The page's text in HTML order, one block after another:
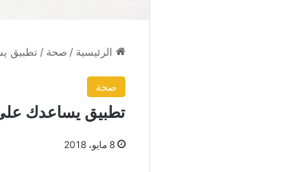
الرئيسية / صحة / تطبيق
صحة
تطبيق يساعدك
8 مايو، 2018